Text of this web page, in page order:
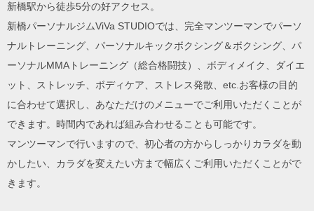
新橋駅から徒歩5分の好アクセス。
新橋パーソナルジムViVa STUDIOでは、完全マンツーマンでパーソ
ナルトレーニング、パーソナルキックボクシング＆ボクシング、パ
ーソナルMMAトレーニング（総合格闘技）、ボディメイク、ダイエ
ット、ストレッチ、ボディケア、ストレス発散、etc.お客様の目的
に合わせて選択し、あなただけのメニューでご利用いただくことが
できます。時間内であれば組み合わせることも可能です。
マンツーマンで行いますので、初心者の方からしっかりカラダを動
かしたい、カラダを変えたい方まで幅広くご利用いただくことがで
きます。